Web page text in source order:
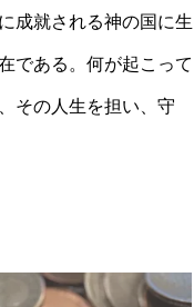
成就される神の国に生
である。何が起こって
その人生を担い、守